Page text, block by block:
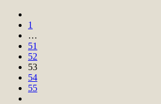
1
…
51
52
53
54
55